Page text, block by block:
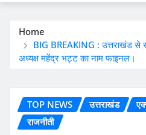
Home
BIG BREAKING : उत्तराखंड से
अध्यक्ष महेंद्र भट्ट का नाम फाइनल।
TOP NEWS उत्तराखंड
राजनीती